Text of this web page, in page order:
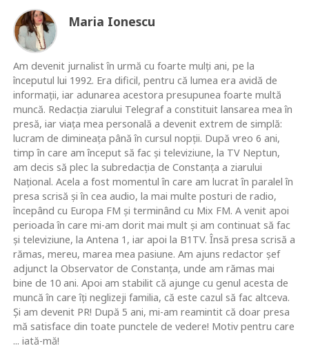
Maria Ionescu
Am devenit jurnalist în urmă cu foarte mulţi ani, pe la
începutul lui 1992. Era dificil, pentru că lumea era avidă de
informaţii, iar adunarea acestora presupunea foarte multă
muncă. Redacţia ziarului Telegraf a constituit lansarea mea în
presă, iar viaţa mea personală a devenit extrem de simplă:
lucram de dimineaţa până în cursul nopţii. După vreo 6 ani,
timp în care am început să fac şi televiziune, la TV Neptun,
am decis să plec la subredacţia de Constanţa a ziarului
Naţional. Acela a fost momentul în care am lucrat în paralel în
presa scrisă şi în cea audio, la mai multe posturi de radio,
începând cu Europa FM şi terminând cu Mix FM. A venit apoi
perioada în care mi-am dorit mai mult şi am continuat să fac
şi televiziune, la Antena 1, iar apoi la B1TV. Însă presa scrisă a
rămas, mereu, marea mea pasiune. Am ajuns redactor şef
adjunct la Observator de Constanţa, unde am rămas mai
bine de 10 ani. Apoi am stabilit că ajunge cu genul acesta de
muncă în care îţi neglizeji familia, că este cazul să fac altceva.
Şi am devenit PR! După 5 ani, mi-am reamintit că doar presa
mă satisface din toate punctele de vedere! Motiv pentru care
... iată-mă!